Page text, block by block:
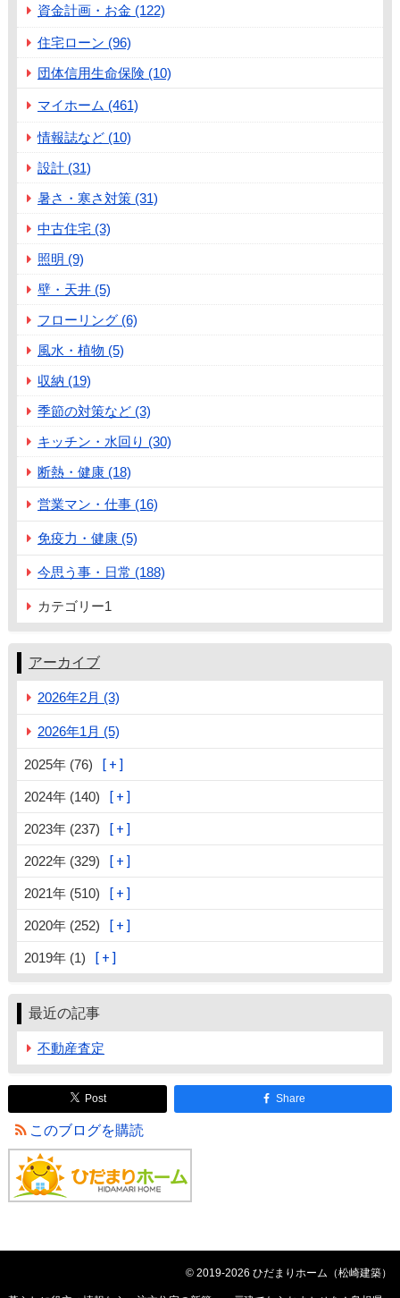
資金計画・お金 (122)
住宅ローン (96)
団体信用生命保険 (10)
マイホーム (461)
情報誌など (10)
設計 (31)
暑さ・寒さ対策 (31)
中古住宅 (3)
照明 (9)
壁・天井 (5)
フローリング (6)
風水・植物 (5)
収納 (19)
季節の対策など (3)
キッチン・水回り (30)
断熱・健康 (18)
営業マン・仕事 (16)
免疫力・健康 (5)
今思う事・日常 (188)
カテゴリー1
アーカイブ
2026年2月 (3)
2026年1月 (5)
2025年 (76)
2024年 (140)
2023年 (237)
2022年 (329)
2021年 (510)
2020年 (252)
2019年 (1)
最近の記事
不動産査定
Post Share
このブログを購読
© 2019-2026 ひだまりホーム（松崎建築）